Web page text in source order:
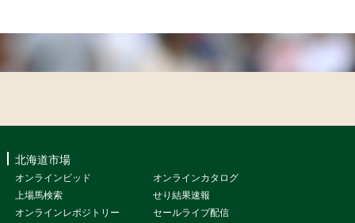
北海道市場
オンラインビッド
オンラインカタログ
上場馬検索
せり結果速報
オンラインレポジトリー
セールライブ配信